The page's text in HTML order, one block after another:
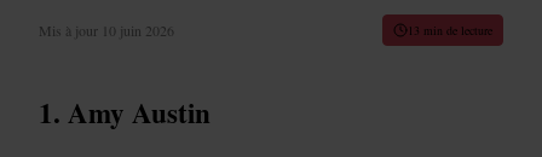
Mis à jour 10 juin 2026 13 min de lecture
Amy Austin